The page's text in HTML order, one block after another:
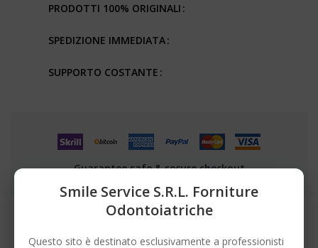
PRODOTTI 100% ORIGINALI
SPEDIZIONE IMMEDIATA
SUPPORTO COSTANTE
Guarantee safe & secure checkout
Smile Service S.r.l. Forniture
Odontoiatriche
Questo sito è destinato esclusivamente a professionisti